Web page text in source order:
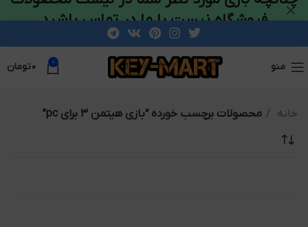
منو 0 ۰تومان
خانه محصولات برچسب خورده “بازی هیتمن 3 برای pc”
فروشگاه نیست با ما در تماس باشید